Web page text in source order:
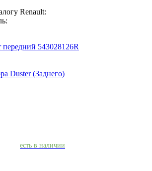
Renault:
передний 543028126R
Duster (Заднего)
есть в наличии